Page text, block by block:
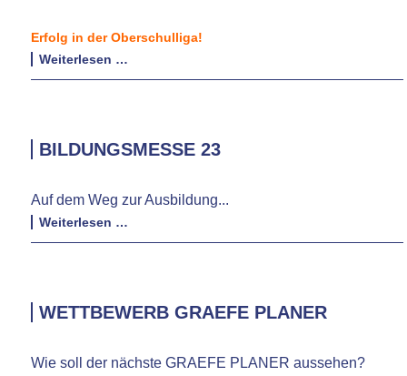
Erfolg in der Oberschulliga!
Weiterlesen …
-
BILDUNGSMESSE 23
Auf dem Weg zur Ausbildung...
Weiterlesen …
23
WETTBEWERB GRAEFE PLANER
Wie soll der nächste GRAEFE PLANER aussehen?